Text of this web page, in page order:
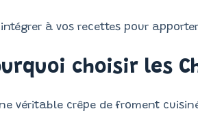
intégrer à vos recettes pour
choisir les
véritable crêpe de froment